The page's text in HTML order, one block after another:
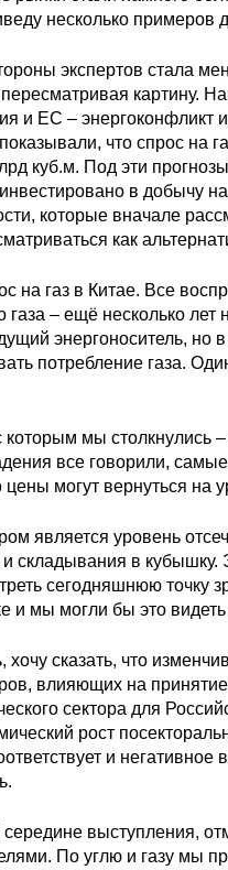
несколько примеров
экспертов стала
картину.
и ЕС –
что спрос на
куб.м. Под эти
в добычу
которые вначале
как
на газ в Китае. Все
газа – ещё несколько
энергоноситель,
потребление газа.
мы столкнулись
все говорили,
цены могут вернуться
является уровень
складывания в
сегодняшнюю точку
и мы могли бы это
хочу сказать, что
влияющих на
сектора для
рост
и
выступления,
По углю и газу мы